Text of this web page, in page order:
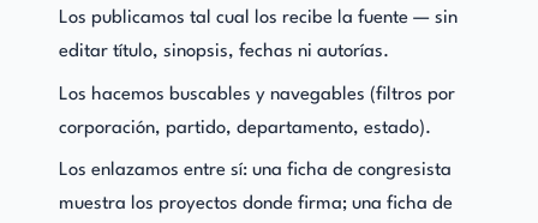
Los publicamos tal cual los recibe la fuente — sin
editar título, sinopsis, fechas ni autorías.
Los hacemos buscables y navegables (filtros por
corporación, partido, departamento, estado).
Los enlazamos entre sí: una ficha de congresista
muestra los proyectos donde firma; una ficha de